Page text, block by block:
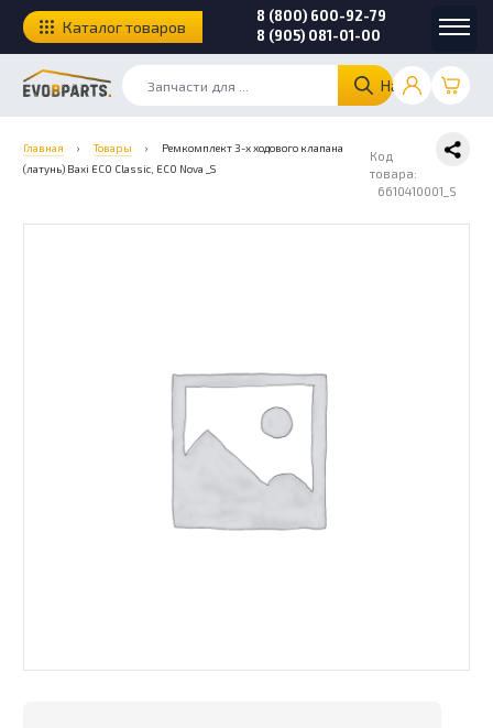
Найти
8 (800) 600-92-79
8 (905) 081-01-00
Каталог товаров
Главная › Товары ›
Ремкомплект 3-х ходового клапана
(латунь) Baxi ECO Classic, ECO Nova _S
Код
товара:
6610410001_S